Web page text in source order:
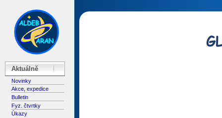
Aktuálně
Novinky
Akce, expedice
Bulletin
Fyz. čtvrtky
Úkazy